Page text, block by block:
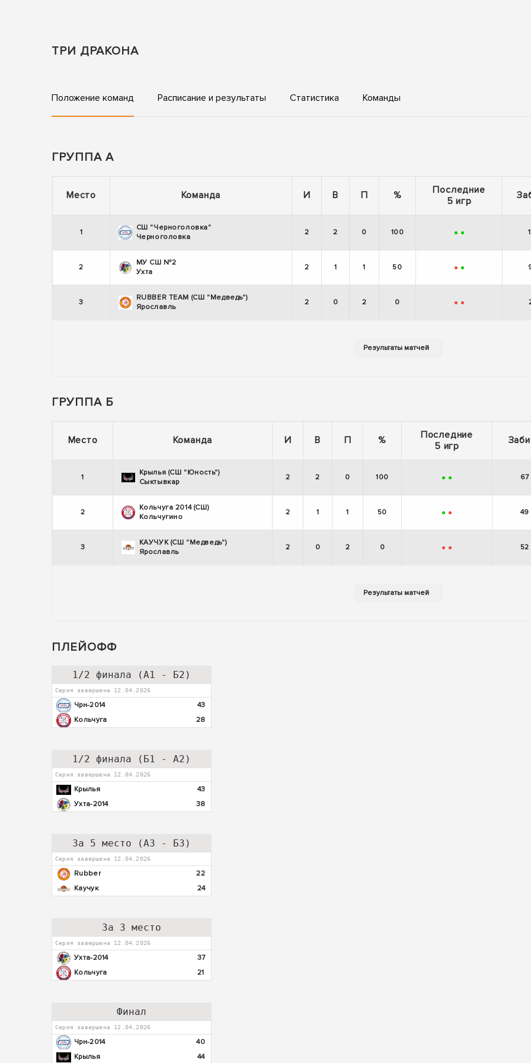
ТРИ ДРАКОНА
Положение команд Расписание и результаты Статистика Команды
ГРУППА А
Место Команда И В П %
Последние
5 игр
1
СШ "Черноголовка"
Черноголовка
2 2 0 100 + +
2
МУ СШ №2
Ухта
2 1 1 50 - +
3
RUBBER TEAM (СШ "Медведь")
Ярославль
2 0 2 0 - -
ГРУППА Б
Место Команда И В П %
Последние
5 игр
1
Крылья (СШ "Юность")
Сыктывкар
2 2 0 100 + + 67
2
Кольчуга 2014 (СШ)
Кольчугино
2 1 1 50 + - 49
3
КАУЧУК (СШ "Медведь")
Ярославль
2 0 2 0 - - 52
ПЛЕЙОФФ
1/2 финала (А1 - Б2)
Серия завершена 12.04.2026
Чрн-2014
43
Кольчуга
28
1/2 финала (Б1 - А2)
Серия завершена 12.04.2026
Крылья
43
Ухта-2014
38
За 5 место (А3 - Б3)
Серия завершена 12.04.2026
Rubber
22
Каучук
24
За 3 место
Серия завершена 12.04.2026
Ухта-2014
37
Кольчуга
21
Финал
Серия завершена 12.04.2026
Чрн-2014
40
Крылья
44